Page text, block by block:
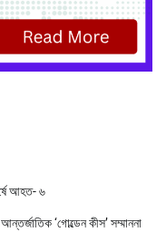
আহত- ৬
‘গোল্ডেন কীস’ সম্মাননা